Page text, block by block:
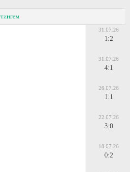
31.07.26
1:2
31.07.26
4:1
26.07.26
1:1
22.07.26
3:0
18.07.26
0:2